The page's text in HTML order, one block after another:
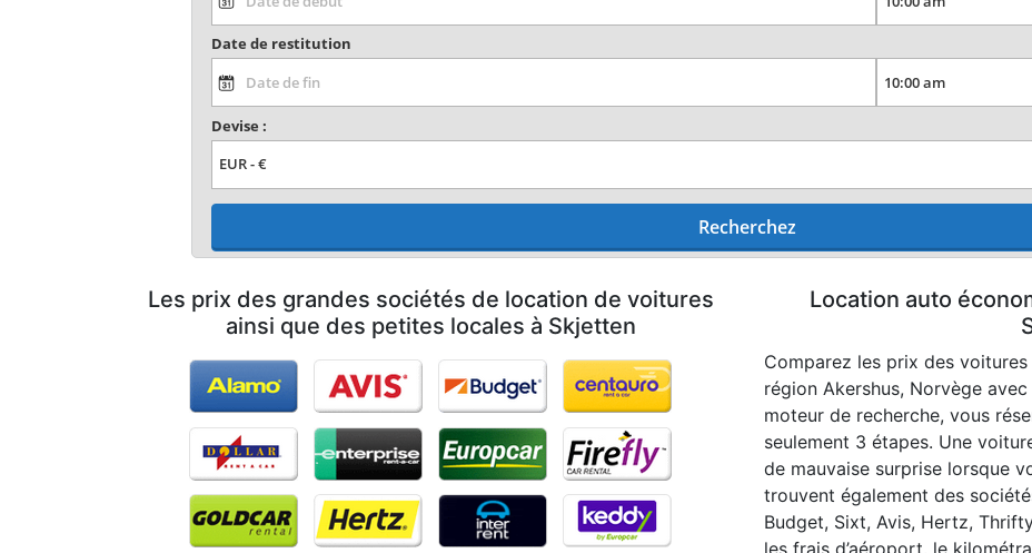
Date de restitution
Devise :
Recherchez
Les prix des grandes sociétés de location de voitures
ainsi que des petites locales à Skjetten
Location auto
Comparez les prix des
région Akershus, Norvège
moteur de recherche, vous
seulement 3 étapes. Une
de mauvaise surprise lorsque
trouvent également des
Budget, Sixt, Avis, Hertz,
les frais d’aéroport, le